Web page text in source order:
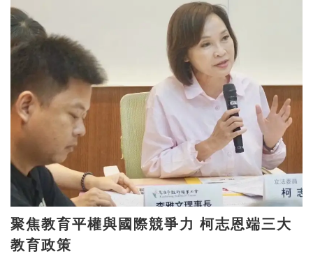
聚焦教育平權與國際競爭力 柯志恩端三大
教育政策